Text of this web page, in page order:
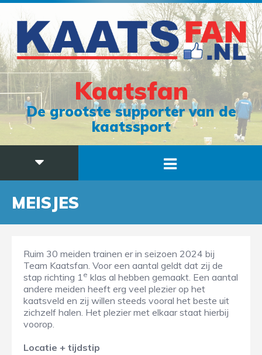
Kaatsfan
De grootste supporter van de
kaatssport
MEISJES
Ruim 30 meiden trainen er in seizoen 2024 bij
Team Kaatsfan. Voor een aantal geldt dat zij de
stap richting 1 e klas al hebben gemaakt. Een aantal
andere meiden heeft erg veel plezier op het
kaatsveld en zij willen steeds vooral het beste uit
zichzelf halen. Het plezier met elkaar staat hierbij
voorop.
Locatie + tijdstip